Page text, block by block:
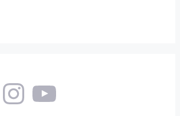
InstagramYouTube